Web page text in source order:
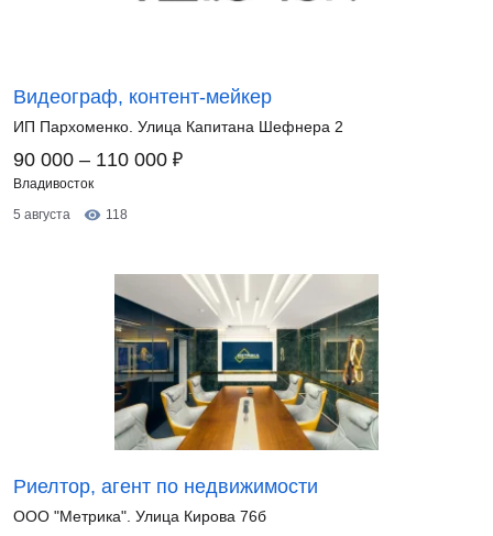
Видеограф, контент-мейкер
ИП Пархоменко. Улица Капитана Шефнера 2
90 000 – 110 000 ₽
Владивосток
5 августа
118
Риелтор, агент по недвижимости
ООО "Метрика". Улица Кирова 76б